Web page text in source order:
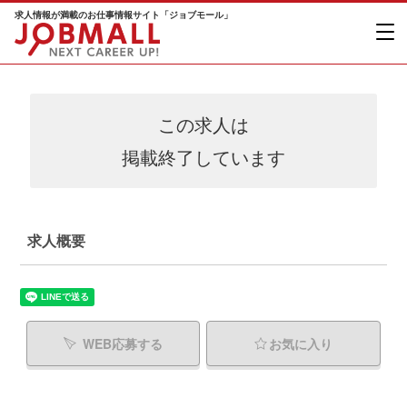
求人情報が満載のお仕事情報サイト「ジョブモール」
この求人は
掲載終了しています
求人概要
WEB応募する お気に入り